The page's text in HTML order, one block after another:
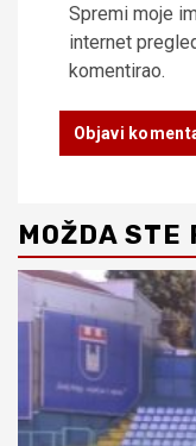
Spremi moje
internet
komentirao.
MOŽDA STE